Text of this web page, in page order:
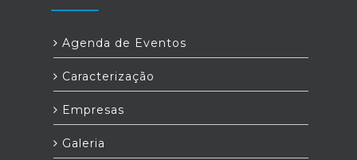
Agenda de Eventos
Caracterização
Empresas
Galeria